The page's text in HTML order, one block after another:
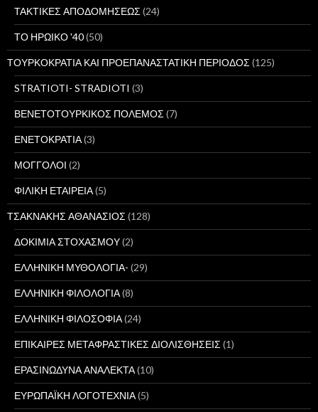
ΤΑΚΤΙΚΕΣ ΑΠΟΔΟΜΗΣΕΩΣ (24)
ΤΟ ΗΡΩΙΚΟ '40(50)
ΤΟΥΡΚΟΚΡΑΤΙΑ ΚΑΙ ΠΡΟΕΠΑΝΑΣΤΑΤΙΚΗ ΠΕΡΙΟΔΟΣ (125)
STRATIOTI- STRADIOTI (3)
ΒΕΝΕΤΟΤΟΥΡΚΙΚΟΣ ΠΟΛΕΜΟΣ (7)
ΕΝΕΤΟΚΡΑΤΙΑ(3)
ΜΟΓΓΟΛΟΙ (2)
ΦΙΛΙΚΗ ΕΤΑΙΡΕΙΑ(5)
ΤΣΑΚΝΑΚΗΣ ΑΘΑΝΑΣΙΟΣ (128)
ΔΟΚΙΜΙΑ ΣΤΟΧΑΣΜΟΥ(2)
ΕΛΛΗΝΙΚΗ ΜΥΘΟΛΟΓΙΑ- (29)
ΕΛΛΗΝΙΚΗ ΦΙΛΟΛΟΓΙΑ(8)
ΕΛΛΗΝΙΚΗ ΦΙΛΟΣΟΦΙΑ(24)
ΕΠΙΚΑΙΡΕΣ ΜΕΤΑΦΡΑΣΤΙΚΕΣ ΔΙΟΛΙΣΘΗΣΕΙΣ (1)
ΕΡΑΣΙΝΩΔΥΝΑ ΑΝΑΛΕΚΤΑ(10)
ΕΥΡΩΠΑΪΚΗ ΛΟΓΟΤΕΧΝΙΑ(5)